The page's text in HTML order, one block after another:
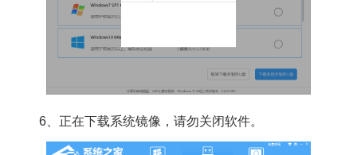
6、正在下载系统镜像，请勿关闭软件。